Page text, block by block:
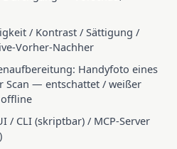
/ Kontrast / Sättigung /
Vorher-Nachher
Handyfoto eines
Scan — entschattet / weißer
/ CLI (skriptbar) / MCP-Server